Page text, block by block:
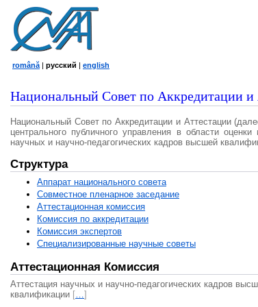
română | русский | english
Национальный Совет по Аккредитации и
Национальный Совет по Аккредитации и Аттестации
центрального публичного управления в области
научных и научно-педагогических кадров высшей
Структура
Аппарат национального совета
Совместное пленарное заседание
Аттестационная комисcия
Комиссия по аккредитации
Комиссия экспертов
Специализированные научные советы
Аттестационная Комиссия
Аттестация научных и научно-педагогических кадров
квалификации […]